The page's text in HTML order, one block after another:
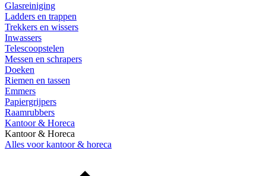
Glasreiniging
Ladders en trappen
Trekkers en wissers
Inwassers
Telescoopstelen
Messen en schrapers
Doeken
Riemen en tassen
Emmers
Papiergrijpers
Raamrubbers
Kantoor & Horeca
Kantoor & Horeca
Alles voor kantoor & horeca